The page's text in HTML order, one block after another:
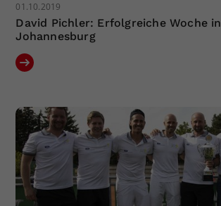
01.10.2019
David Pichler: Erfolgreiche Woche in
Johannesburg